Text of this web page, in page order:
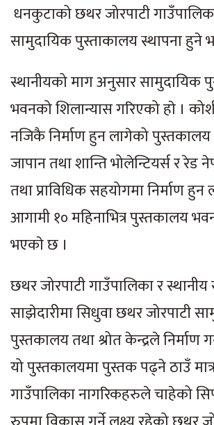
धनकुटाको छथर जोरपाटी
सामुदायिक पुस्ताकालय स्थापना हुने
स्थानीयको माग अनुसार सामुदायिक
भवनको शिलान्यास गरिएको हाे ।
नजिकै निर्माण हुन लागेको
जापान तथा शान्ति भोलेन्टियर्स र रेड
तथा प्राविधिक सहयोगमा निर्माण हुन
आगामी १० महिनाभित्र पुस्तकालय
भएकाे छ ।
छथर जोरपाटी गाउँपालिका र
साझेदारीमा सिधुवा छथर जोरपाटी
पुस्तकालय तथा श्रोत केन्द्रले निर्माण
यो पुस्तकालयमा पुस्तक पढ्ने ठाउँ
गाउँपालिका नागरिकहरुले चाहेको